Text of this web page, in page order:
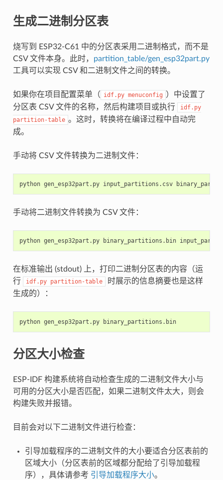
生成二进制分区表
烧写到 ESP32-C61 中的分区表采用二进制格式，而不是
CSV 文件本身。此时， partition_table/gen_esp32part.py
工具可以实现 CSV 和二进制文件之间的转换。
如果你在项目配置菜单（ idf.py menuconfig
）中设置了
分区表 CSV 文件的名称，然后构建项目或执行
idf.py
partition-table 。这时，转换将在编译过程中自动完
成。
手动将 CSV 文件转换为二进制文件：
手动将二进制文件转换为 CSV 文件：
在标准输出 (stdout) 上，打印二进制分区表的内容（运
行
idf.py partition-table
时展示的信息摘要也是这样
生成的）：
python gen_esp32part.py binary_partitions.bin
分区大小检查
ESP-IDF 构建系统将自动检查生成的二进制文件大小与
可用的分区大小是否匹配，如果二进制文件太大，则会
构建失败并报错。
目前会对以下二进制文件进行检查：
引导加载程序的二进制文件的大小要适合分区表前的
区域大小（分区表前的区域都分配给了引导加载程
序），具体请参考 引导加载程序大小。